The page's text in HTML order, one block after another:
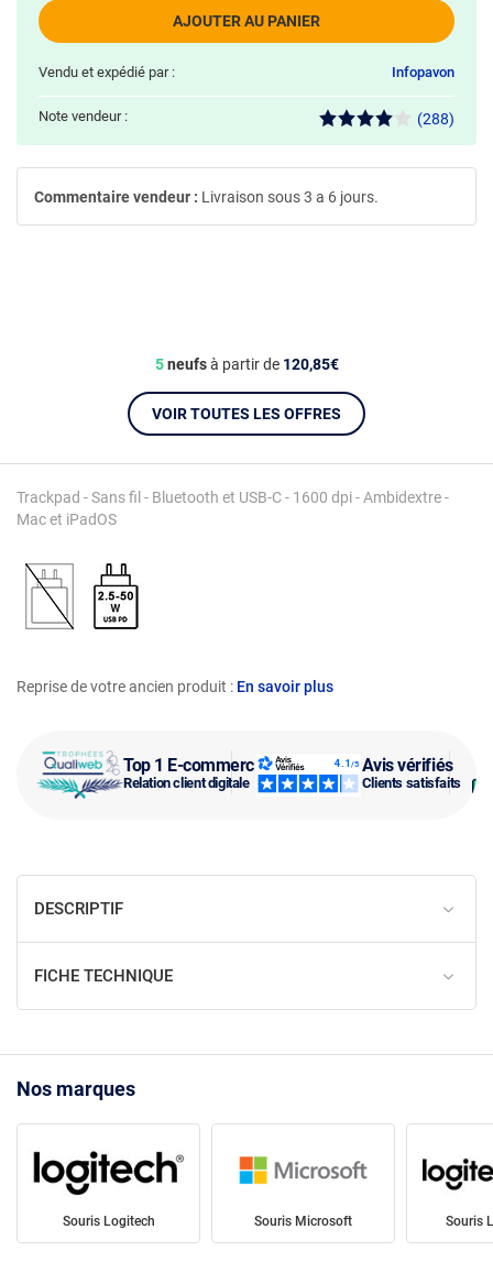
Top 1 E-commerce
Relation client digitale
Avis vérifiés
Clients satisfaits
Reprise de votre ancien produit : En savoir plus
Trackpad - Sans fil - Bluetooth et USB-C - 1600 dpi - Ambidextre -
Mac et iPadOS
AJOUTER AU PANIER
Vendu et expédié par : Infopavon
Note vendeur : (288)
5neufsà partir de 120,85€
VOIR TOUTES LES OFFRES
Commentaire vendeur : Livraison sous 3 a 6 jours.
DESCRIPTIF
FICHE TECHNIQUE
Nos marques
Souris Logitech Souris Microsoft Souris